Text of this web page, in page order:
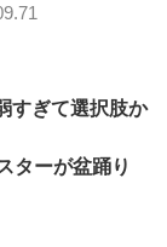
すぎて選択肢か
ターが盆踊り